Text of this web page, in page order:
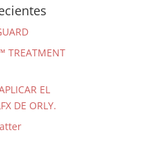
TREATMENT
EL
DE ORLY.